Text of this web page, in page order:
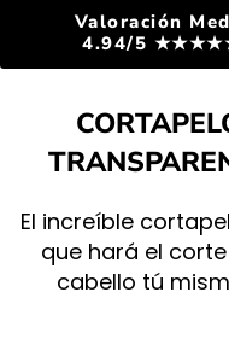
Valoración
4.94/5
El increíble
que hará el
cabello tú